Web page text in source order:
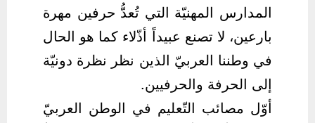
المدارس المهنيّة التي تُعدُّ حرفين مهرة
بارعين، لا تصنع عبيداً أذّلاء كما هو الحال
في وطننا العربيّ الذين نظر نظرة دونيّة
إلى الحرفة والحرفيين.
أوّل مصائب التّعليم في الوطن العربيّ